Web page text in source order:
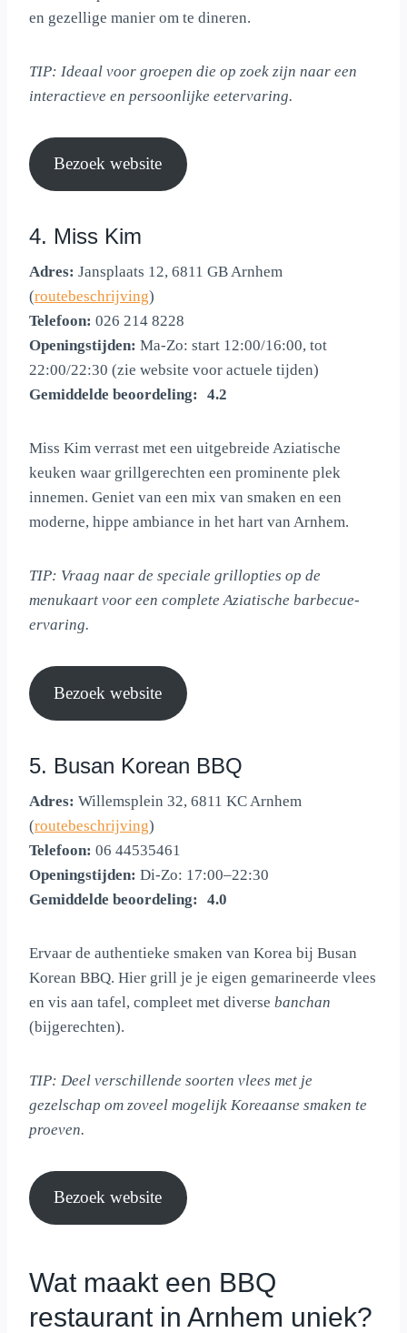
en gezellige manier om te dineren.
TIP: Ideaal voor groepen die op zoek zijn naar een
interactieve en persoonlijke eetervaring.
Bezoek website
4. Miss Kim
Adres: Jansplaats 12, 6811 GB Arnhem
(routebeschrijving)
Telefoon: 026 214 8228
Openingstijden: Ma-Zo: start 12:00/16:00, tot
22:00/22:30 (zie website voor actuele tijden)
Gemiddelde beoordeling:
4.2 out of 5.0 stars
4.2
Miss Kim verrast met een uitgebreide Aziatische
keuken waar grillgerechten een prominente plek
innemen. Geniet van een mix van smaken en een
moderne, hippe ambiance in het hart van Arnhem.
TIP: Vraag naar de speciale grillopties op de
menukaart voor een complete Aziatische barbecue-
ervaring.
Bezoek website
5. Busan Korean BBQ
Adres: Willemsplein 32, 6811 KC Arnhem
(routebeschrijving)
Telefoon: 06 44535461
Openingstijden: Di-Zo: 17:00–22:30
Gemiddelde beoordeling:
4.0 out of 5.0 stars
4.0
Ervaar de authentieke smaken van Korea bij Busan
Korean BBQ. Hier grill je je eigen gemarineerde vlees
en vis aan tafel, compleet met diverse banchan
(bijgerechten).
TIP: Deel verschillende soorten vlees met je
gezelschap om zoveel mogelijk Koreaanse smaken te
proeven.
Bezoek website
Wat maakt een BBQ
restaurant in Arnhem uniek?